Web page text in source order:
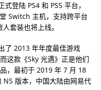
登陆 PS4 和 PS5 平台，
Switch 主机，支持跨平台
套装也将上线。
2013 年年度最佳游戏
这款《Sky 光遇》正是他们
，最初于 2019 年 7 月 18
NS 版本，中国大陆由网易代